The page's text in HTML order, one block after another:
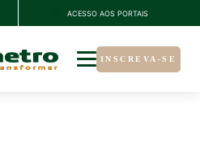
ACESSO AOS PORTAIS
INSCREVA-SE